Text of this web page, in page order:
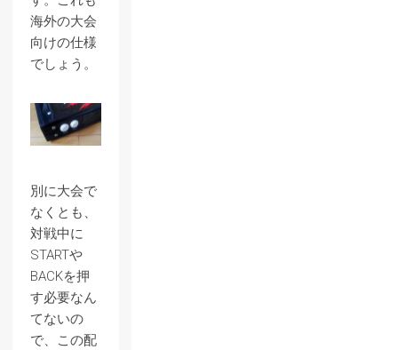
海外の大会
向けの仕様
でしょう。
別に大会で
なくとも、
対戦中に
STARTや
BACKを押
す必要なん
てないの
で、この配